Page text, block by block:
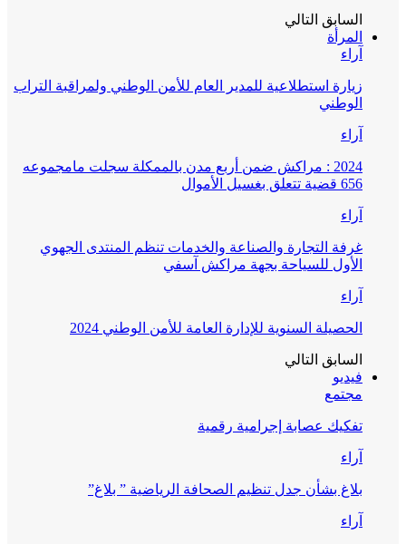
السابق التالي
المرأة
آراء
زيارة استطلاعية للمدير العام للأمن الوطني ولمراقبة التراب
الوطني
آراء
2024 : مراكش ضمن أربع مدن بالممكلة سجلت مامجموعه
656 قضية تتعلق بغسيل الأموال
آراء
غرفة التجارة والصناعة والخدمات تنظم المنتدى الجهوي
الأول للسياحة بجهة مراكش آسفي
آراء
الحصيلة السنوية للإدارة العامة للأمن الوطني 2024
السابق التالي
فيديو
مجتمع
تفكيك عصابة إجرامية رقمية
آراء
بلاغ بشأن جدل تنظيم الصحافة الرياضية ” بلاغ”
آراء